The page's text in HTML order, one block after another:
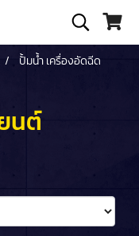
ปั้มน้ำ เครื่องอัดฉีด
นต์